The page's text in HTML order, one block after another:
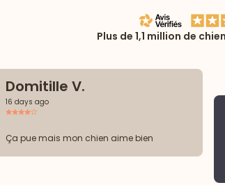
Plus de 1,1 million de
Domitille V.
16 days ago
Ça pue mais mon chien aime bien